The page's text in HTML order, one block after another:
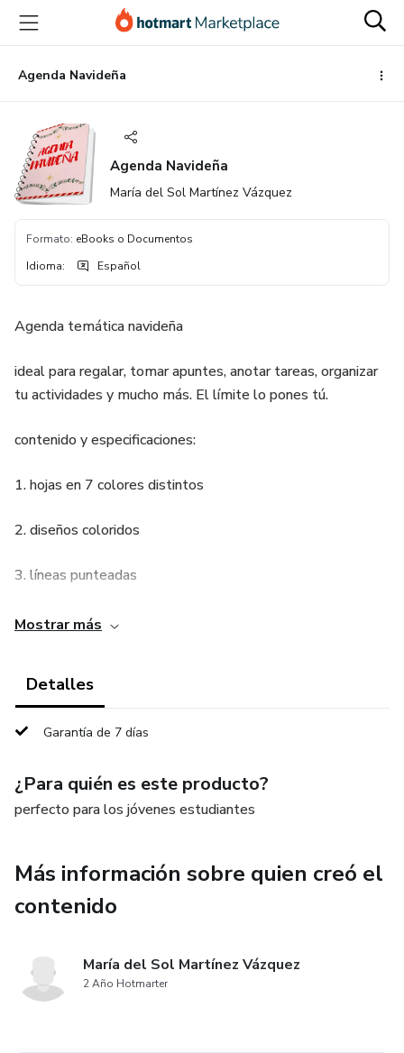
principal
página
de
página
Agenda Navideña
Agenda Navideña
María del Sol Martínez Vázquez
Formato: eBooks o Documentos
Idioma: Español
Agenda temática navideña
ideal para regalar, tomar apuntes, anotar tareas, organizar
tu actividades y mucho más. El límite lo pones tú.
contenido y especificaciones:
1. hojas en 7 colores distintos
2. diseños coloridos
3. líneas punteadas
Mostrar más
Detalles
Garantía de 7 días
¿Para quién es este producto?
perfecto para los jóvenes estudiantes
Más información sobre quien creó el
contenido
María del Sol Martínez Vázquez
2 Año Hotmarter